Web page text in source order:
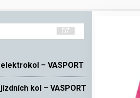
– VASPORT
kol – VASPORT